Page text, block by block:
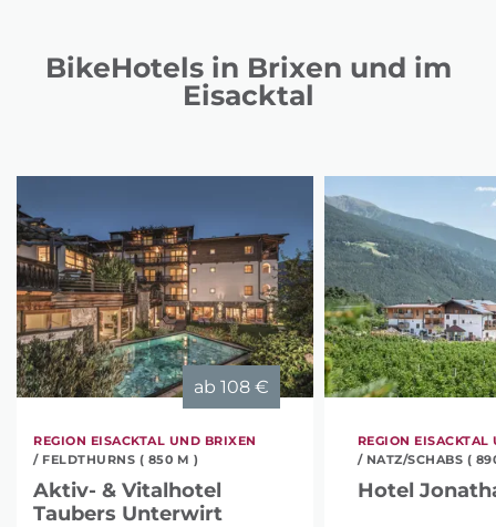
BikeHotels in Brixen und im
Eisacktal
ab 108 €
REGION EISACKTAL UND BRIXEN
/ FELDTHURNS ( 850 M )
Aktiv- & Vitalhotel
Taubers Unterwirt
REGION
/ NATZ/SCHABS (
Hotel